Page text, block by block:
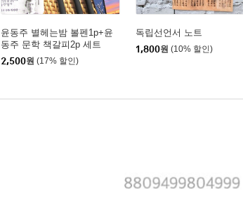
윤동주 별헤는밤 볼펜1p+윤
동주 문학 책갈피2p 세트
2,500원 (17% 할인)
독립선언서 노트
1,800원 (10% 할인)